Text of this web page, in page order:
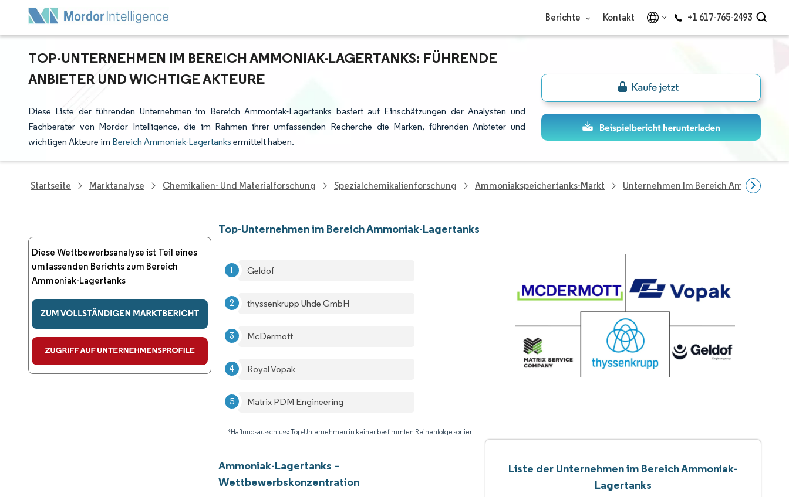
Berichte Kontakt +1 617-765-2493
TOP-UNTERNEHMEN IM BEREICH AMMONIAK-LAGERTANKS: FÜHRENDE
ANBIETER UND WICHTIGE AKTEURE
Diese Liste der führenden Unternehmen im Bereich Ammoniak-Lagertanks basiert auf Einschätzungen der Analysten und
Fachberater von Mordor Intelligence, die im Rahmen ihrer umfassenden Recherche die Marken, führenden Anbieter und
wichtigen Akteure im Bereich Ammoniak-Lagertanks ermittelt haben.
Startseite Marktanalyse Chemikalien- Und Materialforschung Spezialchemikalienforschung Ammoniakspeichertanks-Markt Unternehmen Im Bereich Ammoniak-
Diese Wettbewerbsanalyse ist Teil eines
umfassenden Berichts zum Bereich
Ammoniak-Lagertanks
Top-Unternehmen im Bereich Ammoniak-Lagertanks
Geldof
thyssenkrupp Uhde GmbH
McDermott
Royal Vopak
Matrix PDM Engineering
*Haftungsausschluss: Top-Unternehmen in keiner bestimmten Reihenfolge sortiert
Ammoniak-Lagertanks –
Wettbewerbskonzentration
Liste der Unternehmen im Bereich Ammoniak-
Lagertanks